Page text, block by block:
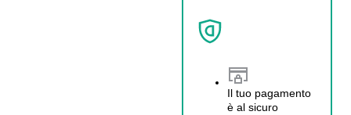
Il tuo pagamento
è al sicuro